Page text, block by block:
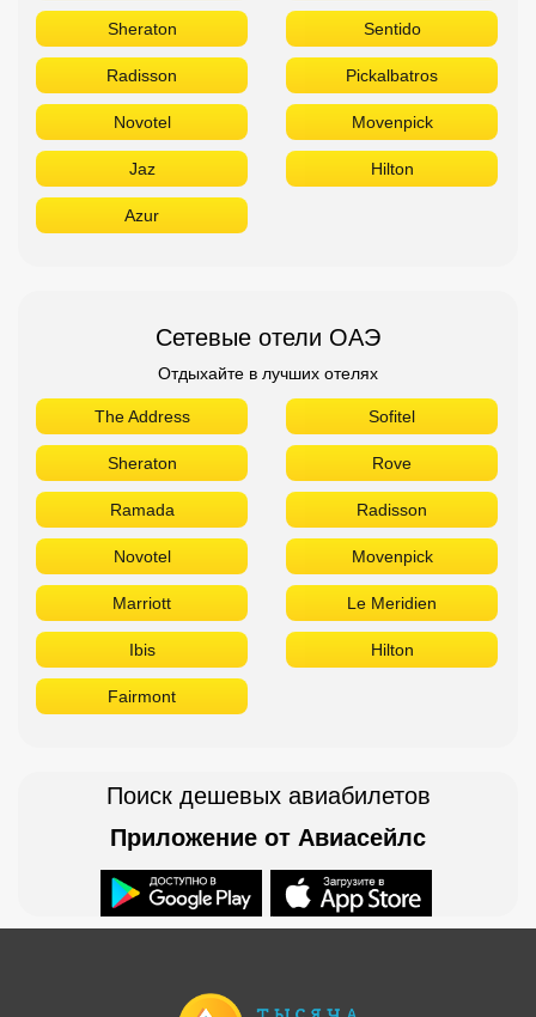
Sheraton Sentido
Radisson Pickalbatros
Novotel Movenpick
Jaz Hilton
Azur
Сетевые отели ОАЭ
Отдыхайте в лучших отелях
The Address Sofitel
Sheraton Rove
Ramada Radisson
Novotel Movenpick
Marriott Le Meridien
Ibis Hilton
Fairmont
Поиск дешевых авиабилетов
Приложение от Авиасейлс